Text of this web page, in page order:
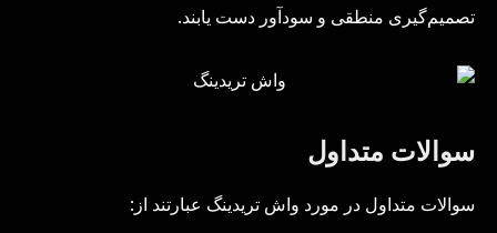
تصمیم‌گیری منطقی و سودآور دست یابند.
سوالات متداول
سوالات متداول در مورد واش تریدینگ عبارتند از: